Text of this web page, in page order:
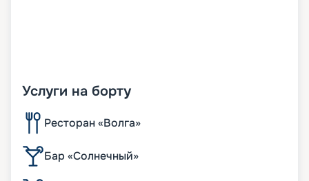
Услуги на борту
Ресторан «Волга»
Бар «Солнечный»